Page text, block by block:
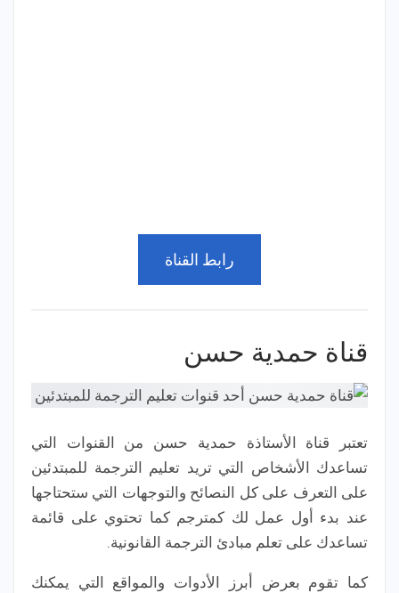
رابط القناة
قناة حمدية حسن
تعتبر قناة الأستاذة حمدية حسن من القنوات التي
تساعدك الأشخاص التي تريد تعليم الترجمة للمبتدئين
على التعرف على كل النصائح والتوجهات التي ستحتاجها
عند بدء أول عمل لك كمترجم كما تحتوي على قائمة
تساعدك على تعلم مبادئ الترجمة القانونية.
كما تقوم بعرض أبرز الأدوات والمواقع التي يمكنك